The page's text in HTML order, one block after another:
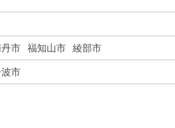
市 福知山市 綾部市
市